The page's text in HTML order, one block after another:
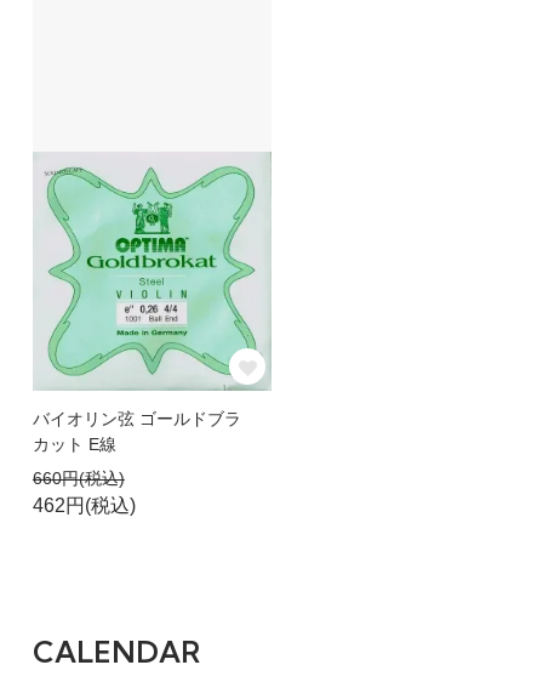
バイオリン弦 ゴールドブラ
カット E線
660円(税込)
462円(税込)
CALENDAR